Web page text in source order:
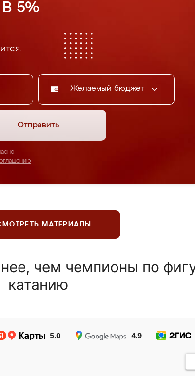
5%
Желаемый бюджет
Отправить
МАТЕРИАЛЫ
чем чемпионы по
катанию
5.0 4.9